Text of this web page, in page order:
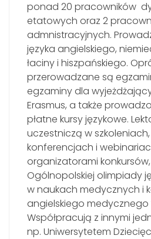
ponad 20 pracowników
etatowych oraz 2
admnistracyjnych.
języka angielskiego,
łaciny i hiszpańskiego.
przerowadzane są
egzaminy dla
Erasmus, a także
płatne kursy językowe.
uczestniczą w
konferencjach i
organizatorami
Ogólnopolskiej olimpiady
w naukach medycznych i
angielskiego medycznego
Współpracują z innymi
np. Uniwersytetem